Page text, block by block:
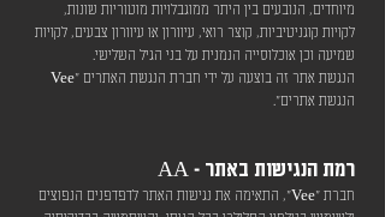
מיוחדים, הנובעים בין היתר ממוגבלויות מוטוריות שונות,
לקויות קוגניטיביות, קוצר רואי, עיוורון או עיוורון צבעים, לקויות
שמיעה וכן אוכלוסייה הנמנית על בני הגיל השלישי.
הנגשת אתר זה בוצעה על ידי חברת הנגשת האתרים "Vee
הנגשת אתרים".
רמת הנגישות באתר - AA
חברת "Vee", התאימה את נגישות האתר לדפדפנים הנפוצים